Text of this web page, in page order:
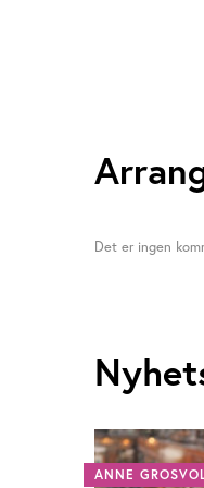
Det er ingen
ANNE